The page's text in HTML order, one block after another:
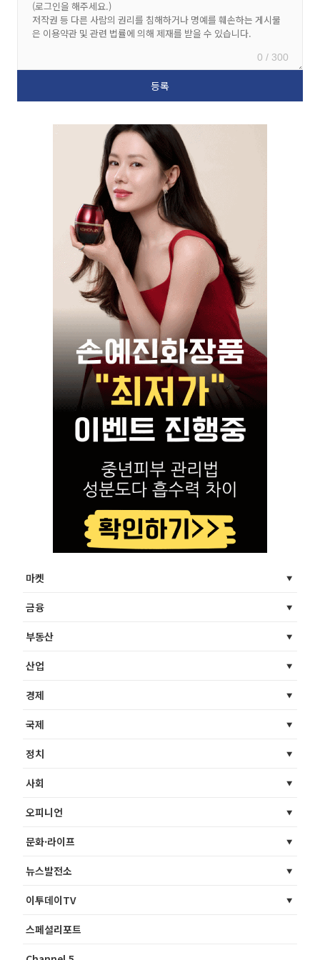
0 / 300
마켓
금융
부동산
산업
경제
국제
정치
사회
오피니언
문화·라이프
뉴스발전소
이투데이TV
스페셜리포트